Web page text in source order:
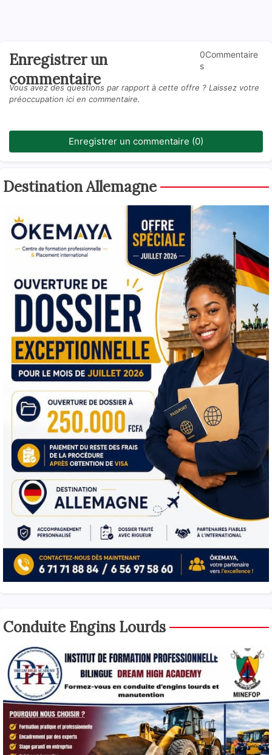
Enregistrer un
commentaire
0Commentaire
s
Vous avez des questions par rapport à cette offre ? Laissez votre
préoccupation ici en commentaire.
Enregistrer un commentaire (0)
Destination Allemagne
Conduite Engins Lourds